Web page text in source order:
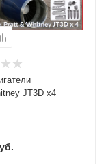
JT3D х4